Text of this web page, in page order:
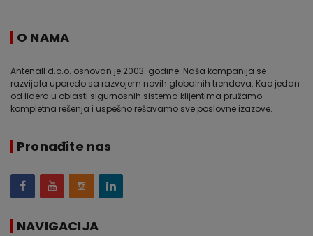
O NAMA
Antenall d.o.o. osnovan je 2003. godine. Naša kompanija se
razvijala uporedo sa razvojem novih globalnih trendova. Kao jedan
od lidera u oblasti sigurnosnih sistema klijentima pružamo
kompletna rešenja i uspešno rešavamo sve poslovne izazove.
Pronađite nas
NAVIGACIJA